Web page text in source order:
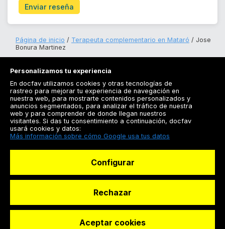
Enviar reseña
Página de inicio Terapeuta complementario en Mataró
Jose
Bonura Martinez
Registrarse
Docfav
© Dashboard Technologies S.L
Personalizamos tu experiencia
En docfav utilizamos cookies y otras tecnologías de
rastreo para mejorar tu experiencia de navegación en
nuestra web, para mostrarte contenidos personalizados y
anuncios segmentados, para analizar el tráfico de nuestra
web y para comprender de donde llegan nuestros
visitantes. Si das tu consentimiento a continuación, docfav
usará cookies y datos:
Más información sobre cómo Google usa tus datos
Configurar
Rechazar
Aceptar cookies